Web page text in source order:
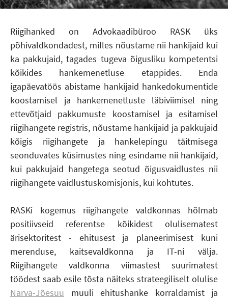
Riigihanked on Advokaadibüroo RASK üks
põhivaldkondadest, milles nõustame nii hankijaid kui
ka pakkujaid, tagades tugeva õigusliku kompetentsi
kõikides hankemenetluse etappides. Enda
igapäevatöös abistame hankijaid hankedokumentide
koostamisel ja hankemenetluste läbiviimisel ning
ettevõtjaid pakkumuste koostamisel ja esitamisel
riigihangete registris, nõustame hankijaid ja pakkujaid
kõigis riigihangete ja hankelepingu täitmisega
seonduvates küsimustes ning esindame nii hankijaid,
kui pakkujaid hangetega seotud õigusvaidlustes nii
riigihangete vaidlustuskomisjonis, kui kohtutes.
RASKi kogemus riigihangete valdkonnas hõlmab
positiivseid referentse kõikidest olulisematest
ärisektoritest - ehitusest ja planeerimisest kuni
merenduse, kaitsevaldkonna ja IT-ni välja.
Riigihangete valdkonna viimastest suurimatest
töödest saab esile tõsta näiteks strateegiliselt olulise
Narva-Jõesuu muuli ehitushanke korraldamist ja